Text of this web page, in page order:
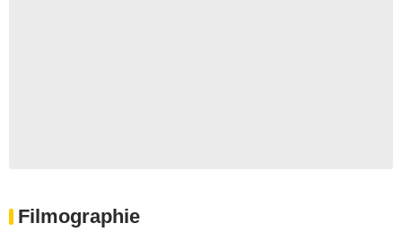
Filmographie